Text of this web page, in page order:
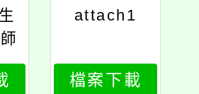
attach1
檔案下載